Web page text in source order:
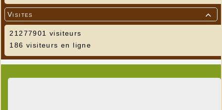

Visites
21277901 visiteurs
186 visiteurs en ligne